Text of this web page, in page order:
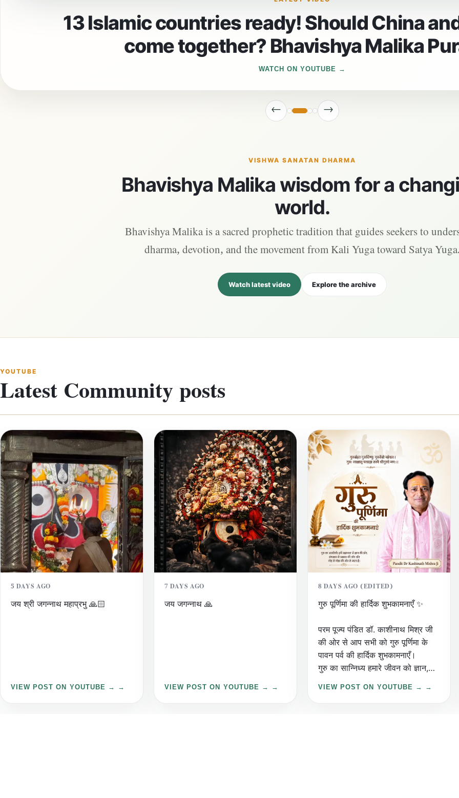
13 Islamic countries ready! Should China
come together? Bhavishya Malika
WATCH ON YOUTUBE
← →
VISHWA SANATAN DHARMA
Bhavishya Malika wisdom for a
world.
Bhavishya Malika is a sacred prophetic tradition that guides seekers to
dharma, devotion, and the movement from Kali Yuga toward Satya Yuga.
Watch latest video Explore the archive
YOUTUBE
Latest Community posts
5 DAYS AGO
जय श्री जगन्नाथ महाप्रभु 🙏🏻
VIEW POST ON YOUTUBE →
7 DAYS AGO
जय जगन्नाथ 🙏
VIEW POST ON YOUTUBE →
8 DAYS AGO (EDITED)
गुरु पूर्णिमा की हार्दिक शुभकामनाएँ ✨
परम पूज्य पंडित डॉ. काशीनाथ मिश्र जी
की ओर से आप सभी को गुरु पूर्णिमा के
पावन पर्व की हार्दिक शुभकामनाएँ।
गुरु का सान्निध्य हमारे जीवन को ज्ञान,
VIEW POST ON YOUTUBE →